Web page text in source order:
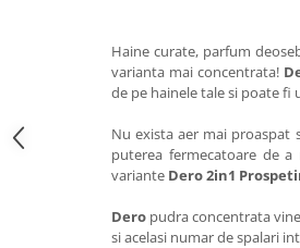
Odorizanți cameră
Haine curate, parfum
varianta mai concentrata!
de pe hainele tale si poate fi
Nu exista aer mai proaspat
puterea fermecatoare de
variante Dero 2in1
Dero pudra concentrata
si acelasi numar de spalari